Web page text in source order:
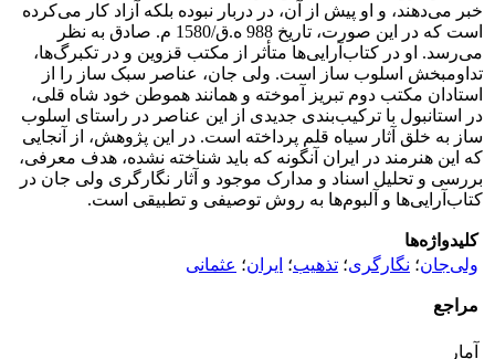
خبر می‌دهند، و او پیش از آن، در دربار نبوده بلکه آزاد کار می‌کرده
است که در این صورت، تاریخ 988 ه.ق/1580 م. صادق به نظر
می‌رسد. او در کتاب‌آرایی‌ها متأثر از مکتب قزوین و در تک­برگ‌ها،
تداوم­بخش اسلوب ساز است. ولی جان، عناصر سبک ساز را از
استادان مکتب دوم تبریز آموخته و همانند هموطن خود شاه قلی،
در استانبول با ترکیب‌بندی جدیدی از این عناصر در راستای اسلوب
ساز به خلق آثار سیاه قلم پرداخته است. در این پژوهش، از آنجایی
که این هنرمند در ایران آنگونه که باید شناخته نشده، هدف معرفی،
بررسی و تحلیل اسناد و مدارک موجود و آثار نگارگری ولی جان در
کتاب‌آرایی‌ها و آلبوم‌ها به روش توصیفی و تطبیقی است.
کلیدواژه‌ها
ولی‌جان؛ نگارگری؛ تذهیب؛ ایران؛ عثمانی
مراجع
آمار